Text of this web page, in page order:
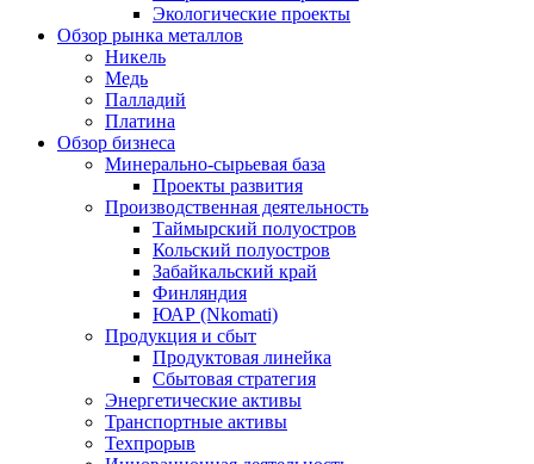
Экологические проекты
Обзор рынка металлов
Никель
Медь
Палладий
Платина
Обзор бизнеса
Минерально-сырьевая база
Проекты развития
Производственная деятельность
Таймырский полуостров
Кольский полуостров
Забайкальский край
Финляндия
ЮАР (Nkomati)
Продукция и сбыт
Продуктовая линейка
Сбытовая стратегия
Энергетические активы
Транспортные активы
Техпрорыв